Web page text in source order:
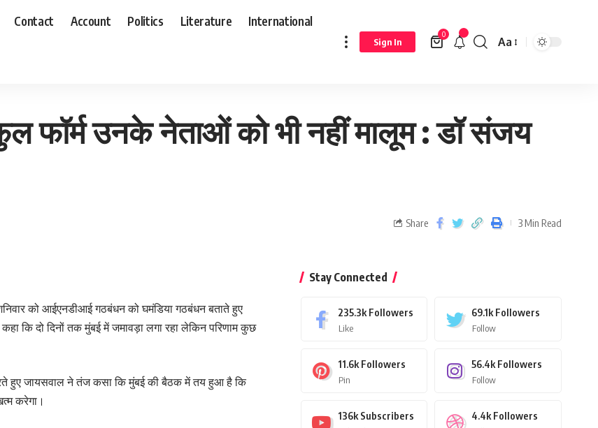
Contact Account Politics Literature International
Sign In
0
Aa
मालूम : डॉ संजय जायसवाल
फॉर्म उनके नेताओं को भी नहीं मालूम : डॉ संजय
Share 3 Min Read
को आईएनडीआई गठबंधन को घमंडिया गठबंधन बताते हुए
कि दो दिनों तक मुंबई में जमावड़ा लगा रहा लेकिन परिणाम कुछ
हुए जायसवाल ने तंज कसा कि मुंबई की बैठक में तय हुआ है कि
करेगा।
Stay Connected
235.3k Followers
Like
69.1k Followers
Follow
11.6k Followers
Pin
56.4k Followers
Follow
136k Subscribers 4.4k Followers